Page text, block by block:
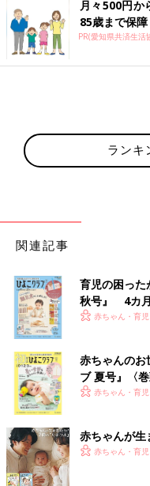
月々500円
85歳まで保障
PR(愛知県共済生活
ランキ
関連記事
育児の困った
秋号』 4カ月
いっぱい！
赤ちゃん・育児
赤ちゃんのお
ブ 夏号』〈
く！ おっぱ
赤ちゃん・育児
赤ちゃんが生
赤ちゃん・育児